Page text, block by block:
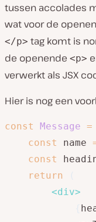
tussen accolades
wat voor de
</p> tag komt is
de openende <p>
verwerkt als JSX
Hier is nog een
const Message =
const
name
const
return
<div>